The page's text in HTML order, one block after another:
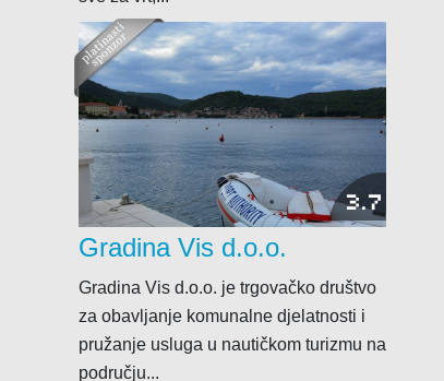
Brodograditelji
Drvodjelci
Električari
Krojači
Soboslikari
3.7
Gradina Vis d.o.o.
Gradina Vis d.o.o. je trgovačko društvo
za obavljanje komunalne djelatnosti i
pružanje usluga u nautičkom turizmu na
području...